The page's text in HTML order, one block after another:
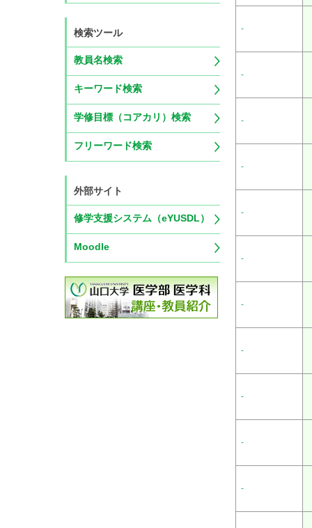
検索ツール
教員名検索
キーワード検索
学修目標（コアカリ）検索
フリーワード検索
外部サイト
修学支援システム（eYUSDL）
Moodle
-
-
-
-
-
-
-
-
-
-
-